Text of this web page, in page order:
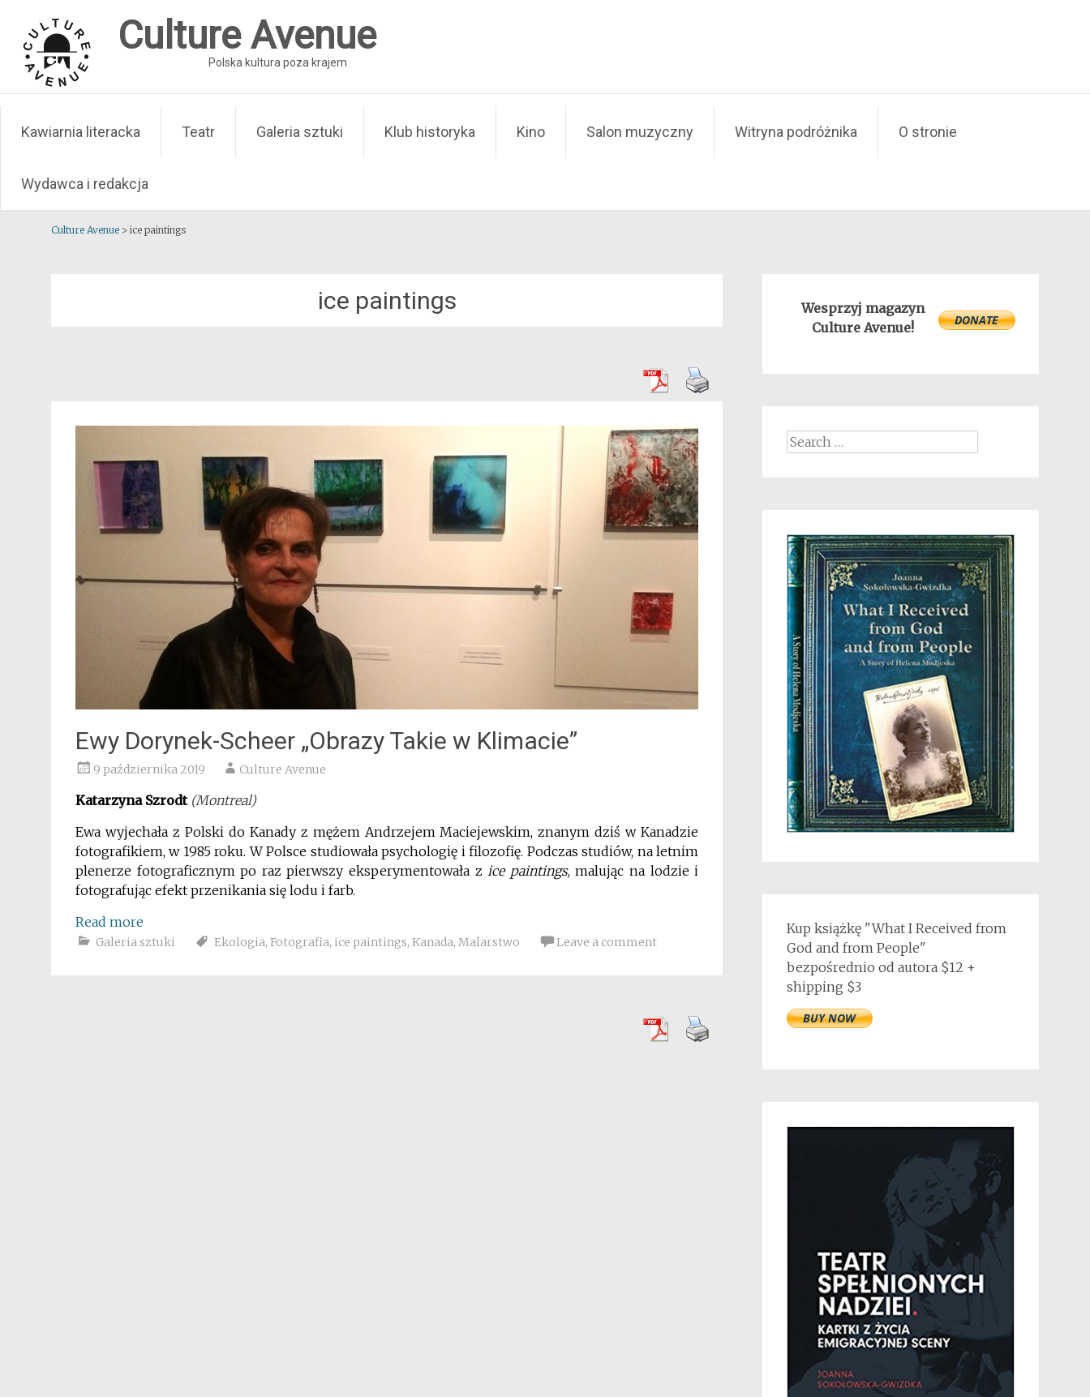
content
Culture Avenue
Polska kultura poza krajem
Kawiarnia literacka Teatr Galeria sztuki Klub historyka Kino Salon muzyczny Witryna podróżnika O stronie
Wydawca i redakcja
Culture Avenue > ice paintings
ice paintings
Ewy Dorynek-Scheer „Obrazy Takie w Klimacie”
9 października 2019 Culture Avenue
Katarzyna Szrodt (Montreal)
Ewa wyjechała z Polski do Kanady z mężem Andrzejem Maciejewskim, znanym dziś w Kanadzie
fotografikiem, w 1985 roku. W Polsce studiowała psychologię i filozofię. Podczas studiów, na letnim
plenerze fotograficznym po raz pierwszy eksperymentowała zice paintings, malując na lodzie i
fotografując efekt przenikania się lodu i farb.
Read more
Galeria sztuki Ekologia, Fotografia, ice paintings, Kanada, Malarstwo Leave a comment
Wesprzyj magazyn
Culture Avenue!
Search
Kup książkę "What I Received from
God and from People"
bezpośrednio od autora $12 +
shipping $3